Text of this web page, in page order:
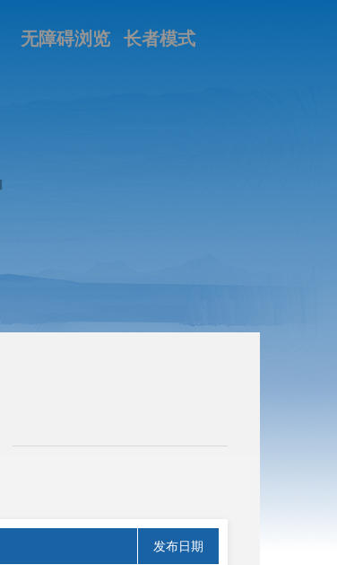
长者模式
无障碍浏览
发布日期